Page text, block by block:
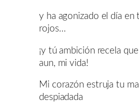
y ha agonizado el día en
rojos…
¡y tú ambición recela
aun, mi vida!
Mi corazón estruja tu
despiadada